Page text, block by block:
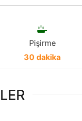
Pişirme
30 dakika